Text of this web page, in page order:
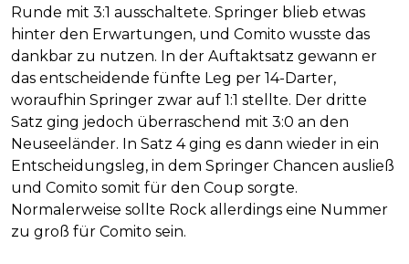
Runde mit 3:1 ausschaltete. Springer blieb etwas
hinter den Erwartungen, und Comito wusste das
dankbar zu nutzen. In der Auftaktsatz gewann er
das entscheidende fünfte Leg per 14-Darter,
woraufhin Springer zwar auf 1:1 stellte. Der dritte
Satz ging jedoch überraschend mit 3:0 an den
Neuseeländer. In Satz 4 ging es dann wieder in ein
Entscheidungsleg, in dem Springer Chancen ausließ
und Comito somit für den Coup sorgte.
Normalerweise sollte Rock allerdings eine Nummer
zu groß für Comito sein.